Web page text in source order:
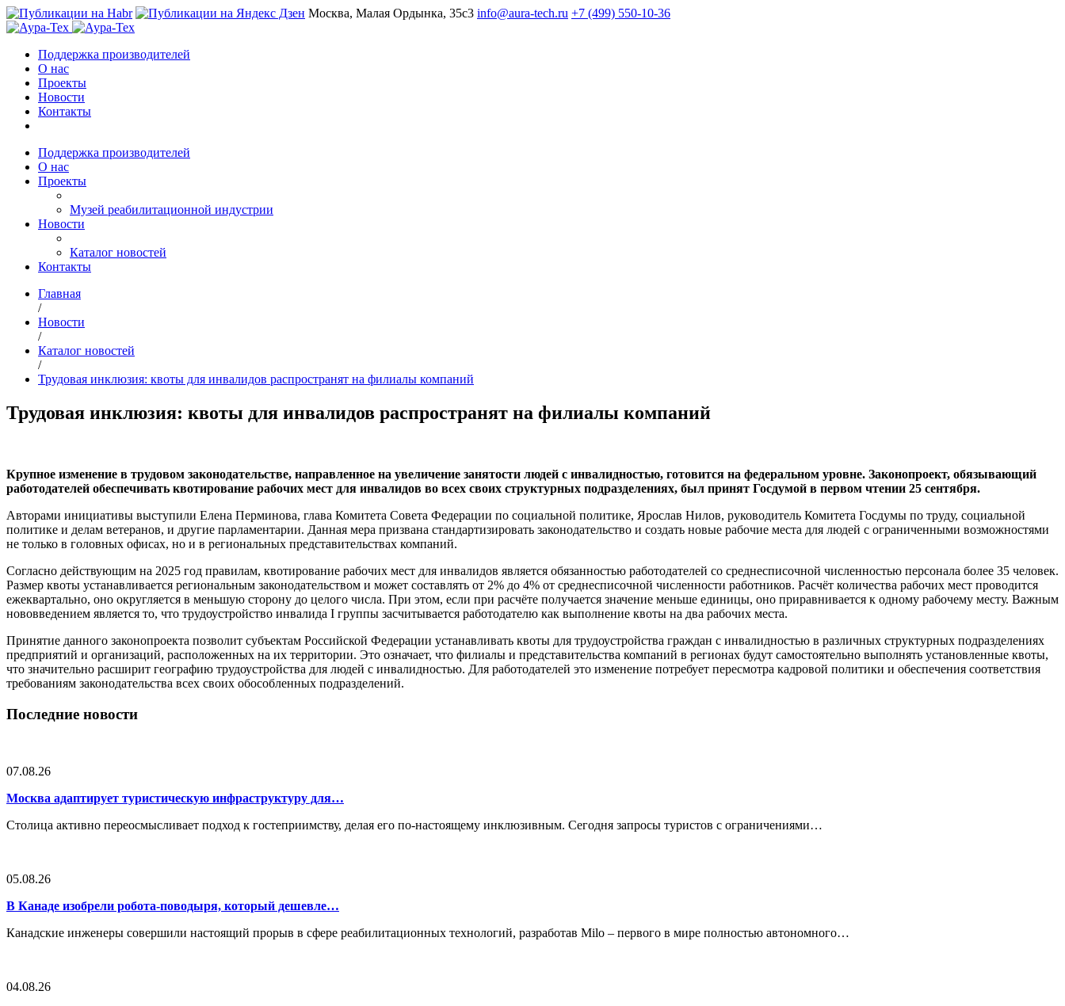
Москва, Малая Ордынка, 35с3 info@aura-tech.ru +7 (499) 550-10-36
Поддержка производителей
О нас
Проекты
Новости
Контакты
Поддержка производителей
О нас
Проекты
Музей реабилитационной индустрии
Новости
Каталог новостей
Контакты
Главная
/
Новости
/
Каталог новостей
/
Трудовая инклюзия: квоты для инвалидов распространят на филиалы компаний
Трудовая инклюзия: квоты для инвалидов распространят на филиалы компаний
Крупное изменение в трудовом законодательстве, направленное на увеличение занятости людей с инвалидностью, готовится на федеральном уровне. Законопроект, обязывающий
работодателей обеспечивать квотирование рабочих мест для инвалидов во всех своих структурных подразделениях, был принят Госдумой в первом чтении 25 сентября.
Авторами инициативы выступили Елена Перминова, глава Комитета Совета Федерации по социальной политике, Ярослав Нилов, руководитель Комитета Госдумы по труду, социальной
политике и делам ветеранов, и другие парламентарии. Данная мера призвана стандартизировать законодательство и создать новые рабочие места для людей с ограниченными возможностями
не только в головных офисах, но и в региональных представительствах компаний.
Согласно действующим на 2025 год правилам, квотирование рабочих мест для инвалидов является обязанностью работодателей со среднесписочной численностью персонала более 35 человек.
Размер квоты устанавливается региональным законодательством и может составлять от 2% до 4% от среднесписочной численности работников. Расчёт количества рабочих мест проводится
ежеквартально, оно округляется в меньшую сторону до целого числа. При этом, если при расчёте получается значение меньше единицы, оно приравнивается к одному рабочему месту. Важным
нововведением является то, что трудоустройство инвалида I группы засчитывается работодателю как выполнение квоты на два рабочих места.
Принятие данного законопроекта позволит субъектам Российской Федерации устанавливать квоты для трудоустройства граждан с инвалидностью в различных структурных подразделениях
предприятий и организаций, расположенных на их территории. Это означает, что филиалы и представительства компаний в регионах будут самостоятельно выполнять установленные квоты,
что значительно расширит географию трудоустройства для людей с инвалидностью. Для работодателей это изменение потребует пересмотра кадровой политики и обеспечения соответствия
требованиям законодательства всех своих обособленных подразделений.
Последние новости
07.08.26
Москва адаптирует туристическую инфраструктуру для…
Столица активно переосмысливает подход к гостеприимству, делая его по-настоящему инклюзивным. Сегодня запросы туристов с ограничениями…
05.08.26
В Канаде изобрели робота-поводыря, который дешевле…
Канадские инженеры совершили настоящий прорыв в сфере реабилитационных технологий, разработав Milo – первого в мире полностью автономного…
04.08.26